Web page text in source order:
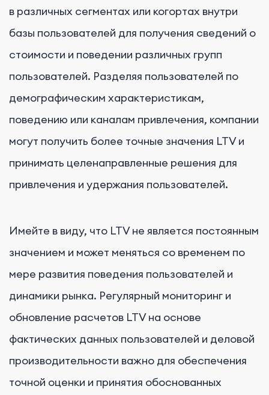
в различных сегментах или когортах внутри
базы пользователей для получения сведений о
стоимости и поведении различных групп
пользователей. Разделяя пользователей по
демографическим характеристикам,
поведению или каналам привлечения, компании
могут получить более точные значения LTV и
принимать целенаправленные решения для
привлечения и удержания пользователей.
Имейте в виду, что LTV не является постоянным
значением и может меняться со временем по
мере развития поведения пользователей и
динамики рынка. Регулярный мониторинг и
обновление расчетов LTV на основе
фактических данных пользователей и деловой
производительности важно для обеспечения
точной оценки и принятия обоснованных